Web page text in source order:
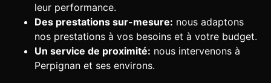
leur performance.
Des prestations sur-mesure: nous adaptons
nos prestations à vos besoins et à votre budget.
Un service de proximité: nous intervenons à
Perpignan et ses environs.